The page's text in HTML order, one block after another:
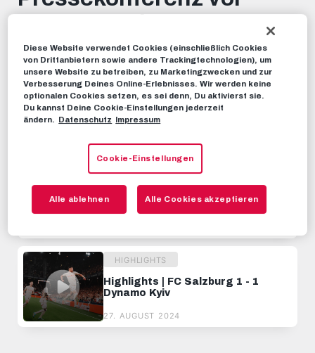
minutes,
STIMMEN 26. AUGUST 2024
Dieses Video teilen:
HIGHLIGHTS
Salzburg
HIGHLIGHTS
Highlights | FC Salzburg 1 - 1
Dynamo Kyiv
27. AUGUST 2024
Diese Website verwendet Cookies (einschließlich Cookies
von Drittanbietern sowie andere Trackingtechnologien), um
unsere Website zu betreiben, zu Marketingzwecken und zur
Verbesserung Deines Online-Erlebnisses. Wir werden keine
optionalen Cookies setzen, es sei denn, Du aktivierst sie.
Du kannst Deine Cookie-Einstellungen jederzeit
ändern.
Datenschutz Impressum
Cookie-Einstellungen
Alle ablehnen Alle Cookies akzeptieren